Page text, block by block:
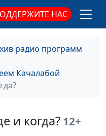
НАС
радио программ
Качалабой
и когда? 12+
Качалаба,
#19
Качалаба,